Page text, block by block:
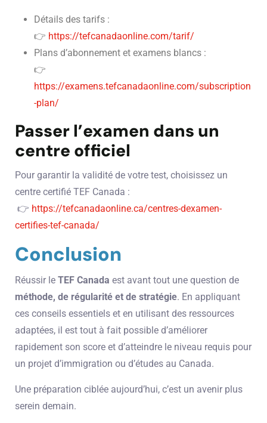
Détails des tarifs :
👉 https://tefcanadaonline.com/tarif/
Plans d’abonnement et examens blancs :
👉
https://examens.tefcanadaonline.com/subscription
-plan/
Passer l’examen dans un
centre officiel
Pour garantir la validité de votre test, choisissez un
centre certifié TEF Canada :
👉 https://tefcanadaonline.ca/centres-dexamen-
certifies-tef-canada/
Conclusion
Réussir le TEF Canada est avant tout une question de
méthode, de régularité et de stratégie. En appliquant
ces conseils essentiels et en utilisant des ressources
adaptées, il est tout à fait possible d’améliorer
rapidement son score et d’atteindre le niveau requis pour
un projet d’immigration ou d’études au Canada.
Une préparation ciblée aujourd’hui, c’est un avenir plus
serein demain.